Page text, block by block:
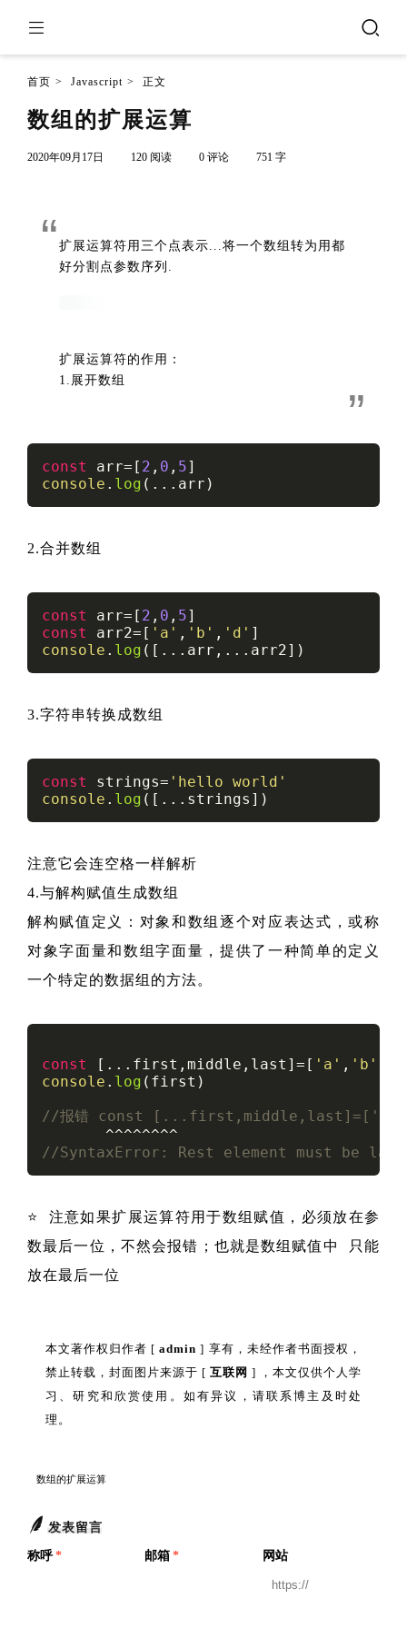
首页 > Javascript > 正文
数组的扩展运算
2020年09月17日 120 阅读 0 评论 751 字
扩展运算符用三个点表示...将一个数组转为用都
好分割点参数序列.
扩展运算符的作用：
1.展开数组
const arr=[ 2 , 0 , 5
console . log (...arr)
2.合并数组
const arr=[ 2 , 0 , 5
const
arr2=[ 'a' , 'b' , 'd'
console . log ([...arr,...arr2])
3.字符串转换成数组
const strings= 'hello world'
console . log ([...strings])
注意它会连空格一样解析
4.与解构赋值生成数组
解构赋值定义：对象和数组逐个对应表达式，或称
对象字面量和数组字面量，提供了一种简单的定义
一个特定的数据组的方法。
const [...first,middle,last]=[ 'a' , 'b'
console . log (first)
//报错 const
//SyntaxError: Rest element must be last
⭐️ 注意如果扩展运算符用于数组赋值，必须放在参
数最后一位，不然会报错；也就是数组赋值中 只能
放在最后一位
本文著作权归作者 [admin ] 享有，未经作者书面授权，
禁止转载，封面图片来源于 [ 互联网 ] ，本文仅供个人学
习、研究和欣赏使用。如有异议，请联系博主及时处
理。
数组的扩展运算
发表留言
称呼 * 邮箱 * 网站